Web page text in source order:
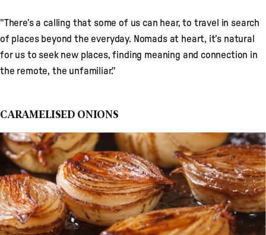
"There’s a calling that some of us can hear, to travel in search
of places beyond the everyday. Nomads at heart, it’s natural
for us to seek new places, finding meaning and connection in
the remote, the unfamiliar."
CARAMELISED ONIONS